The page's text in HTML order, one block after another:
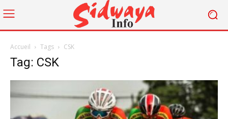
Accueil Tags CSK
Tag: CSK